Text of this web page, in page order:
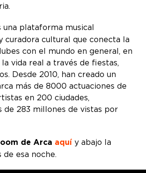
una plataforma musical
curadora cultural que conecta la
con el mundo en general, en
vida real a través de fiestas,
Desde 2010, han creado un
más de 8000 actuaciones de
en 200 ciudades,
de 283 millones de vistas por
de Arca aquí y abajo la
esa noche.